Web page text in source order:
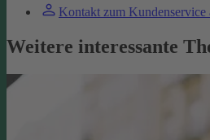
Kontakt zum Kundenservice
Weitere interessante